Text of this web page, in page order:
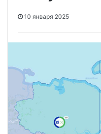
10 января 2025